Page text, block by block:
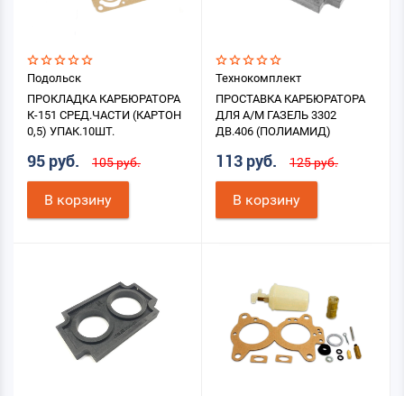
Подольск
ПРОКЛАДКА КАРБЮРАТОРА
К-151 СРЕД.ЧАСТИ (КАРТОН
0,5) УПАК.10ШТ.
95 руб. 105 руб.
В корзину
Технокомплект
ПРОСТАВКА КАРБЮРАТОРА
ДЛЯ А/М ГАЗЕЛЬ 3302
ДВ.406 (ПОЛИАМИД)
113 руб. 125 руб.
В корзину